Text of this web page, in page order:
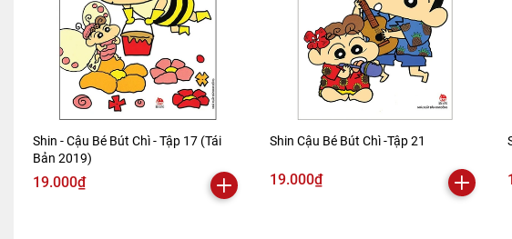
Shin - Cậu Bé Bút Chì - Tập 17 (Tái
Bản 2019)
19.000₫
Shin Cậu Bé Bút Chì -Tập 21
19.000₫